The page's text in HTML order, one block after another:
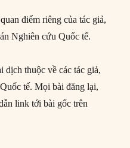
điểm riêng của tác giả,
Nghiên cứu Quốc tế.
dịch thuộc về các tác giả,
tế. Mọi bài đăng lại,
link tới bài gốc trên